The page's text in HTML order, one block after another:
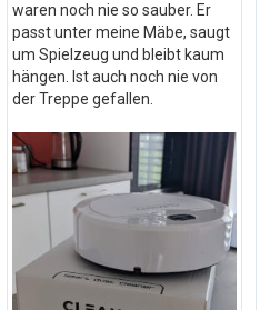
waren noch nie so sauber. Er
passt unter meine Mäbe, saugt
um Spielzeug und bleibt kaum
hängen. Ist auch noch nie von
der Treppe gefallen.